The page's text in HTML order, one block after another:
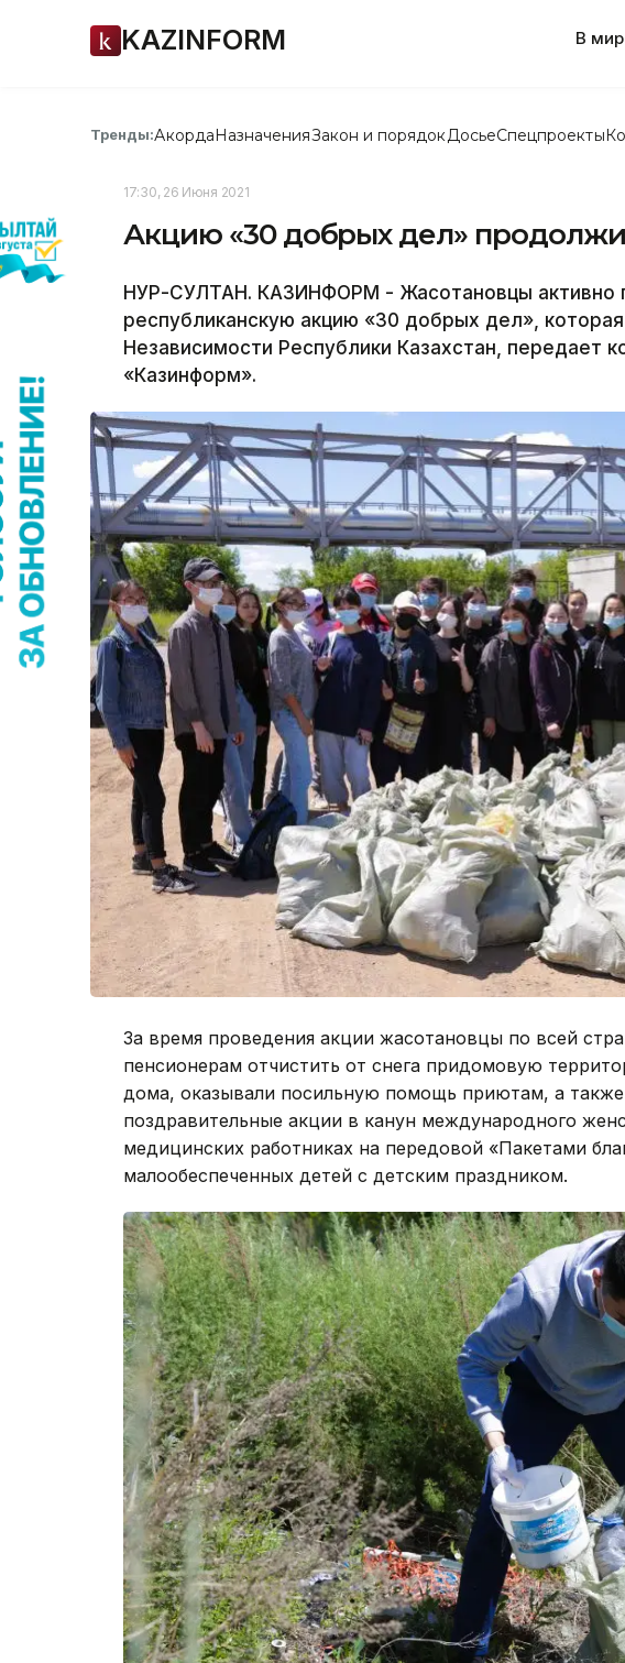
KAZINFORM В
Тренды:АкордаНазначенияЗакон и порядок ДосьеСпецпроекты
17:30, 26 Июня 2021
Акцию «30 добрых дел»
НУР-СУЛТАН. КАЗИНФОРМ - Жасотановцы активно
республиканскую акцию «30 добрых дел»,
Независимости Республики Казахстан, передает
«Казинформ».
За время проведения акции жасотановцы по всей
пенсионерам отчистить от снега придомовую
дома, оказывали посильную помощь приютам, а также
поздравительные акции в канун международного
медицинских работниках на передовой «Пакетами
малообеспеченных детей с детским праздником.